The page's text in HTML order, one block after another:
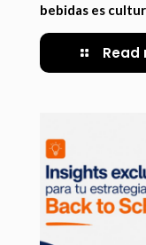
bebidas es
Read